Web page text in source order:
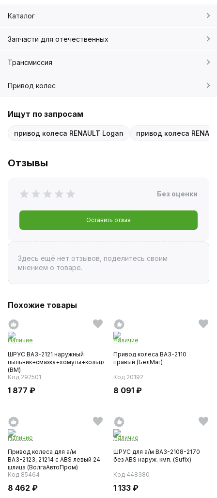
Каталог
Запчасти для отечественных
Трансмиссия
Привод колес
Ищут по запросам
привод колеса RENAULT Logan привод колеса
Отзывы
Без оценки
Оставить отзыв
Здесь ещё нет отзывов, поделитесь своим
мнением о товаре.
Похожие товары
Наличие
ШРУС ВАЗ-2121 наружный
пыльник+смазка+хомуты+кольца
(BM)
Код 292501
1 877 ₽
Наличие
Привод колеса ВАЗ-2110
правый (БелМаг)
Код 20192
8 091 ₽
Наличие
Привод колеса для а/м
ВАЗ-2123, 21214 с ABS левый 24
шлица (ВолгаАвтоПром)
Код 85464
8 462 ₽
Наличие
ШРУС для а/м ВАЗ-2108-2170
без АВS наруж. кмп. (Sufix)
Код 448380
1 133 ₽